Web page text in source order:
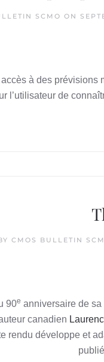
SCMO ON
à des prévisions
l’utilisateur de
CMOS BULLETIN
90e anniversaire de
canadien
rendu développe et